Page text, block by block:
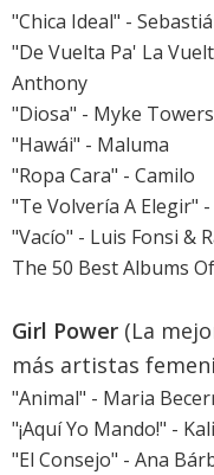
"Chica Ideal" -
"De Vuelta Pa' La
Anthony
"Diosa" - Myke Towers
"Hawái" - Maluma
"Ropa Cara" - Camilo
"Te Volvería A Elegir"
"Vacío" - Luis Fonsi &
The 50 Best Albums
Girl Power (La
más artistas
"Animal" - Maria
"¡Aquí Yo Mando!" -
"El Consejo" - Ana